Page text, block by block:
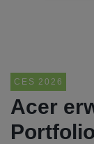
CES 2026
Acer